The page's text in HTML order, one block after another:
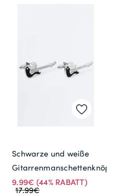
Schwarze und weiße
Gitarrenmanschettenknöpfe
9.99€ (44% RABATT)
17.99€